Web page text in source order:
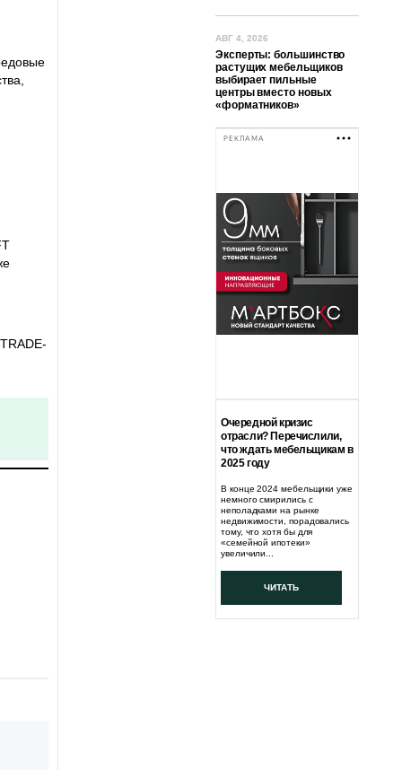
АВГ 4, 2026
Эксперты: большинство
растущих мебельщиков
выбирает пильные
центры вместо новых
«форматников»
РЕКЛАМА
Очередной кризис
отрасли? Перечислили,
что ждать мебельщикам в
2025 году
В конце 2024 мебельщики уже
немного смирились с
неполадками на рынке
недвижимости, порадовались
тому, что хотя бы для
«семейной ипотеки»
увеличили...
ЧИТАТЬ